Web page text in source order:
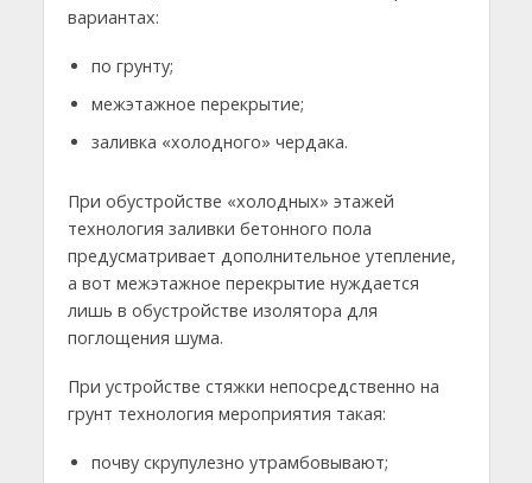
вариантах:
по грунту;
межэтажное перекрытие;
заливка «холодного» чердака.
При обустройстве «холодных» этажей
технология заливки бетонного пола
предусматривает дополнительное утепление,
а вот межэтажное перекрытие нуждается
лишь в обустройстве изолятора для
поглощения шума.
При устройстве стяжки непосредственно на
грунт технология мероприятия такая:
почву скрупулезно утрамбовывают;